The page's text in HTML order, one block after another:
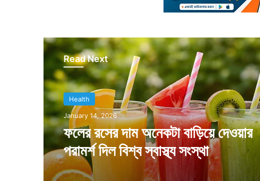
Read Next
Health
January 14, 2026
ফলের রসের দাম অনেকটা বাড়িয়ে দেওয়ার
পরামর্শ দিল বিশ্ব স্বাস্থ্য সংস্থা
Health
August 7, 2025